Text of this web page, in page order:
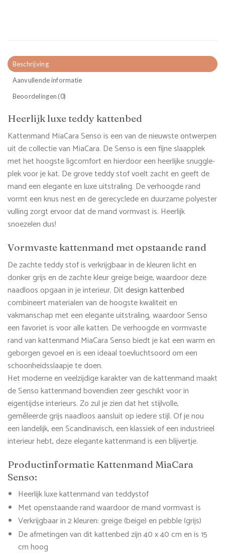
Beschrijving
Aanvullende informatie
Beoordelingen (0)
Heerlijk luxe teddy kattenbed
Kattenmand MiaCara Senso is een van de nieuwste ontwerpen
uit de collectie van MiaCara. De Senso is een fijne slaapplek
met het hoogste ligcomfort en hierdoor een heerlijke snuggle-
plek voor je kat. De grove teddy stof voelt zacht en geeft de
mand een elegante en luxe uitstraling. De verhoogde rand
vormt een knus nest en de gerecyclede en duurzame polyester
vulling zorgt ervoor dat de mand vormvast is. Heerlijk
snoezelen dus!
Vormvaste kattenmand met opstaande rand
De zachte teddy stof is verkrijgbaar in de kleuren licht en
donker grijs en de zachte kleur greige beige, waardoor deze
naadloos opgaan in je interieur. Ditdesign kattenbed
combineert materialen van de hoogste kwaliteit en
vakmanschap met een elegante uitstraling, waardoor Senso
een favoriet is voor alle katten. De verhoogde en vormvaste
rand van kattenmand MiaCara Senso biedt je kat een warm en
geborgen gevoel en is een ideaal toevluchtsoord om een ​​
schoonheidsslaapje te doen.
Het moderne en veelzijdige karakter van de kattenmand maakt
de Senso kattenmand bovendien zeer geschikt voor in
eigentijdse interieurs. Zo zul je zien dat het stijlvolle,
gemêleerde grijs naadloos aansluit op iedere stijl. Of je nou
een landelijk, een Scandinavisch, een klassiek of een industrieel
interieur hebt, deze elegante kattenmand is een blijvertje.
Productinformatie Kattenmand MiaCara
Senso:
Heerlijk luxe kattenmand van teddystof
Met openstaande rand waardoor de mand vormvast is
Verkrijgbaar in 2 kleuren: greige (beige) en pebble (grijs)
De afmetingen van dit kattenbed zijn 40 x 40 cm en is 15
cm hoog